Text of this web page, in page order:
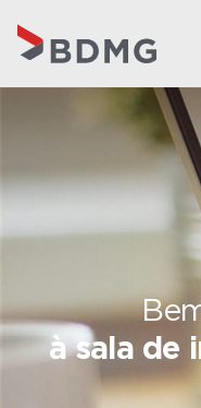
à sala de